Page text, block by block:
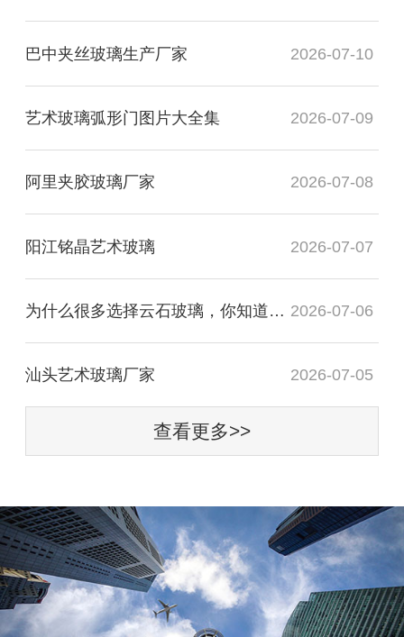
巴中夹丝玻璃生产厂家 2026-07-10
艺术玻璃弧形门图片大全集 2026-07-09
阿里夹胶玻璃厂家 2026-07-08
阳江铭晶艺术玻璃 2026-07-07
为什么很多选择云石玻璃，你知道有什么用处吗？ 2026-07-06
汕头艺术玻璃厂家 2026-07-05
查看更多>>